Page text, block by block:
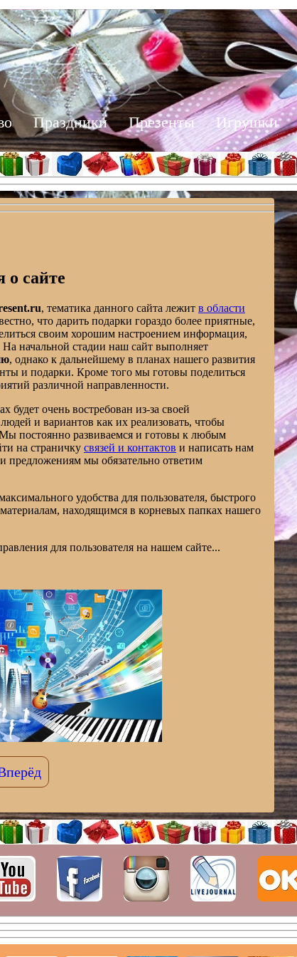
Праздники Презенты Игрушки
сайте
, тематика данного сайта лежит в области
что дарить подарки гораздо более приятные,
своим хорошим настроением информация,
начальной стадии наш сайт выполняет
, однако к дальнейшему в планах нашего развития
и подарки. Кроме того мы готовы поделиться
различной направленности.
будет очень востребован из-за своей
и вариантов как их реализовать, чтобы
постоянно развиваемся и готовы к любым
на страничку связей и контактов и написать нам
предложениям мы обязательно ответим
удобства для пользователя, быстрого
находящимся в корневых папках нашего
для пользователя на нашем сайте...